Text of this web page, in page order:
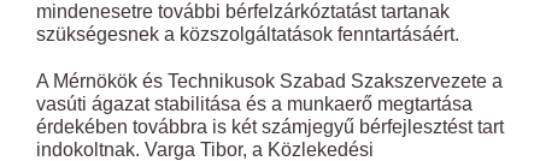
mindenesetre további bérfelzárkóztatást tartanak
szükségesnek a közszolgáltatások fenntartásáért.
A Mérnökök és Technikusok Szabad Szakszervezete a
vasúti ágazat stabilitása és a munkaerő megtartása
érdekében továbbra is két számjegyű bérfejlesztést tart
indokoltnak. Varga Tibor, a Közlekedési